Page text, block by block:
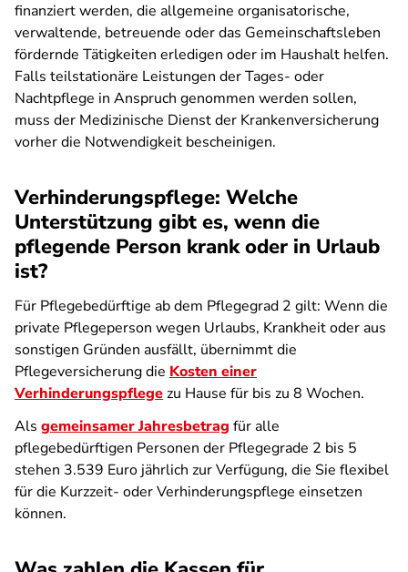
finanziert werden, die allgemeine organisatorische,
verwaltende, betreuende oder das Gemeinschaftsleben
fördernde Tätigkeiten erledigen oder im Haushalt helfen.
Falls teilstationäre Leistungen der Tages- oder
Nachtpflege in Anspruch genommen werden sollen,
muss der Medizinische Dienst der Krankenversicherung
vorher die Notwendigkeit bescheinigen.
Verhinderungspflege: Welche
Unterstützung gibt es, wenn die
pflegende Person krank oder in Urlaub
ist?
Für Pflegebedürftige ab dem Pflegegrad 2 gilt: Wenn die
private Pflegeperson wegen Urlaubs, Krankheit oder aus
sonstigen Gründen ausfällt, übernimmt die
Pflegeversicherung die Kosten einer
Verhinderungspflegezu Hause für bis zu 8 Wochen.
Als gemeinsamer Jahresbetrag für alle
pflegebedürftigen Personen der Pflegegrade 2 bis 5
stehen 3.539 Euro jährlich zur Verfügung, die Sie flexibel
für die Kurzzeit- oder Verhinderungspflege einsetzen
können.